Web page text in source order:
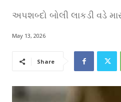
અપશબ્દો બોલી લાકડી વડે માર
May 13, 2026
Share